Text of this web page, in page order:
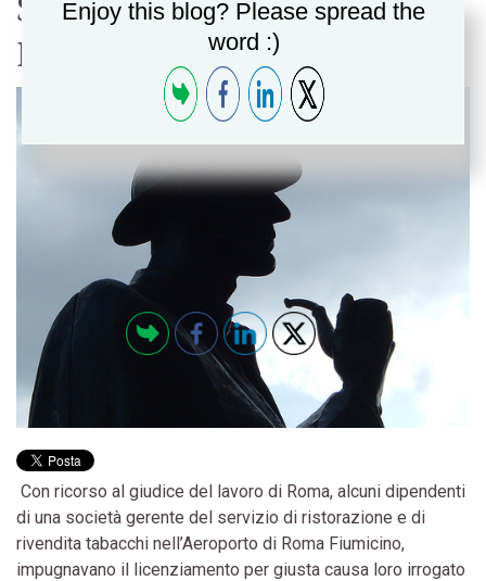
febbraio 2011
Con ricorso al giudice del lavoro di Roma, alcuni dipendenti
di una società gerente del servizio di ristorazione e di
rivendita tabacchi nell’Aeroporto di Roma Fiumicino,
impugnavano il licenziamento per giusta causa loro irrogato
Enjoy this blog? Please spread the
word :)